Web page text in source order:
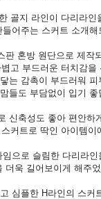
골지 라인이 다리라인
들어주는 스커트 소개해
판 혼방 원단으로 제작
고 부드러운 터치감을
는 감촉이 부드러워 피
들도 부담없이 입기 좋
신축성도 좋아 편안하
커트로 딱인 아이템이
으로 슬림한 다리라인
더욱 길어보이게 해주
심플한 H라인의 스커